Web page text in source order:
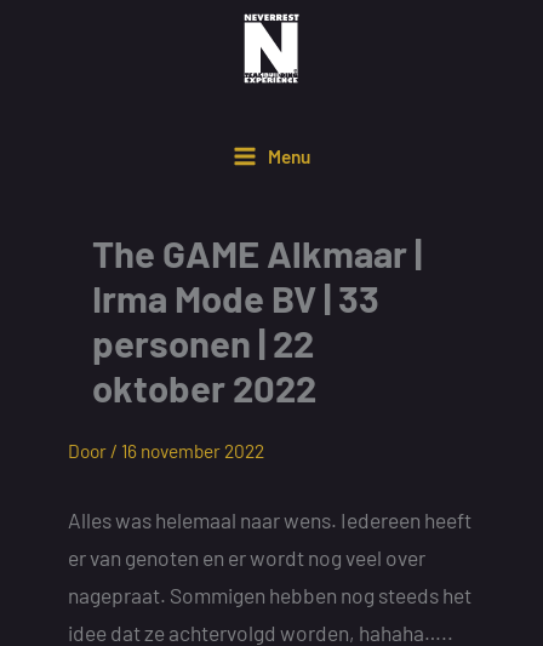
Menu
The GAME Alkmaar |
Irma Mode BV | 33
personen | 22
oktober 2022
Door / 16 november 2022
Alles was helemaal naar wens. Iedereen heeft
er van genoten en er wordt nog veel over
nagepraat. Sommigen hebben nog steeds het
idee dat ze achtervolgd worden, hahaha…..